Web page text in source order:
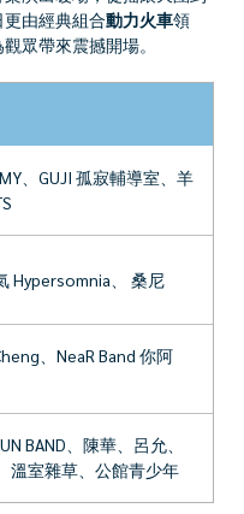
由經典組合動力火車領
眾帶來震撼開場。
、GUJI 孤寂輔導室、羊
Hypersomnia、 桑尼
、NeaR Band 你阿
BAND、陳華、呂允、
溫室雜草、公館青少年